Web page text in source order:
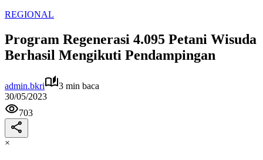
REGIONAL
Program Regenerasi 4.095 Petani Wisuda
Berhasil Mengikuti Pendampingan
admin.bkri
3 min baca
30/05/2023
703
×